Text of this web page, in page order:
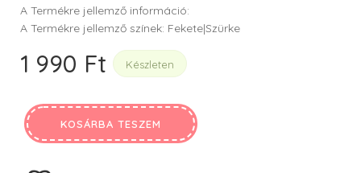
A Termékre jellemző információ:
A Termékre jellemző színek: Fekete|Szürke
1 990 Ft Készleten
KOSÁRBA TESZEM